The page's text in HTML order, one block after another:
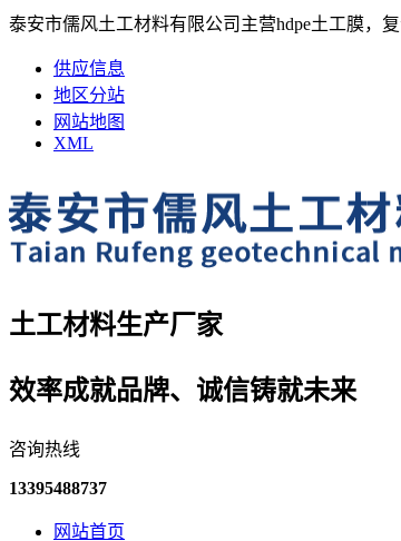
泰安市儒风土工材料有限公司主营hdpe土工膜，
供应信息
地区分站
网站地图
XML
土工材料生产厂家
效率成就品牌、诚信铸就未来
咨询热线
13395488737
网站首页